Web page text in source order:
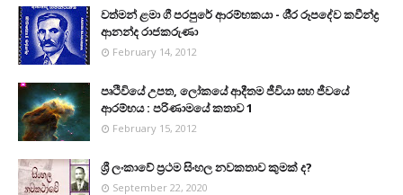
වත්මන් ළමා ගී පරපුරේ ආරම්භකයා - ශී‍්‍ර රූපදේව කවීන්ද්‍ර
ආනන්ද රාජකරුණා
February 14, 2012
පෘථිවියේ උපත, ලෝකයේ ආදීතම ජීවියා සහ ජීවයේ
ආරම්භය : පරිණාමයේ කතාව 1
February 15, 2012
ශ්‍රී ලංකාවේ ප්‍රථම සිංහල නවකතාව කුමක් ද?
September 22, 2020